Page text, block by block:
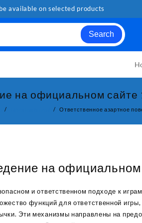
available on selected products
Search
на официальном сайте
Ответственное азартное
на
и ответственном подходе к
функций для ответственной
Эти механизмы направлены на